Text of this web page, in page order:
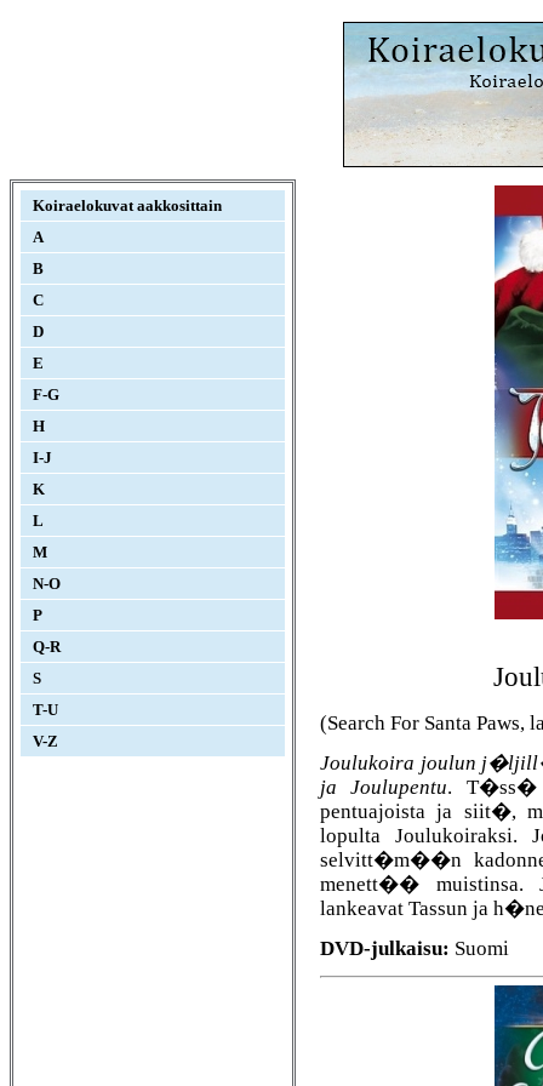
Koiraelokuvat aakkosittain
A
B
C
D
E
F-G
H
I-J
K
L
M
N-O
P
Q-R
S
T-U
V-Z
(Search For Santa Paws,
Joulukoira joulun
ja Joulupentu. T�ss�
pentuajoista ja siit�,
lopulta Joulukoiraksi.
selvitt�m��n
menett�� muistinsa.
lankeavat Tassun ja
DVD-julkaisu: Suomi